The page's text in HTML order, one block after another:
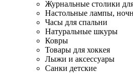
Журнальные столики
Настольные лампы,
Часы для спальни
Натуральные шкуры
Ковры
Товары для хоккея
Лыжи и аксессуары
Санки детские